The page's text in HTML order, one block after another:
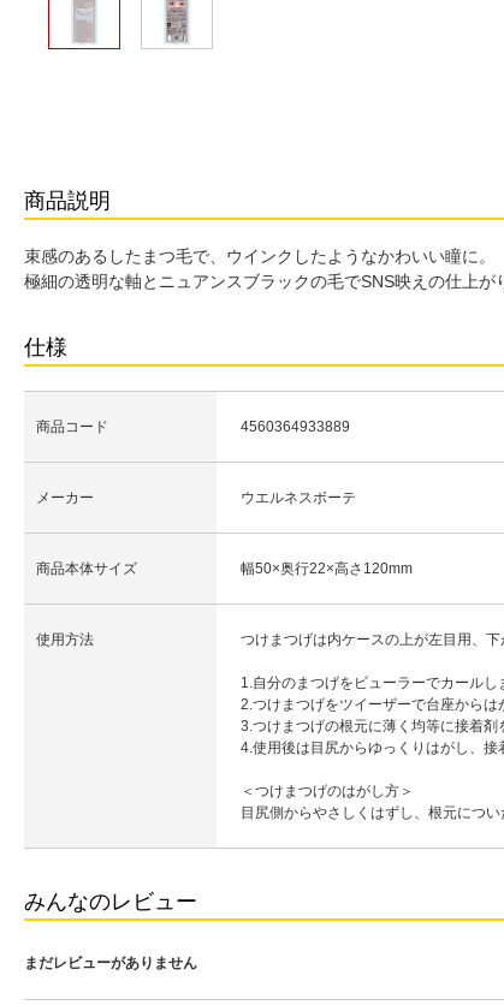
商品説明
束感のあるしたまつ毛で、ウインクしたようなかわいい瞳に。
極細の透明な軸とニュアンスブラックの毛でSNS映えの仕上が
仕様
商品コード 4560364933889
メーカー ウエルネスボーテ
商品本体サイズ 幅50×奥行22×高さ120mm
使用方法 つけまつげは内ケースの上が左目用、下
1.自分のまつげをビューラーでカールし
2.つけまつげをツイーザーで台座からは
3.つけまつげの根元に薄く均等に接着
4.使用後は目尻からゆっくりはがし、接
＜つけまつげのはがし方＞
目尻側からやさしくはずし、根元につ
みんなのレビュー
まだレビューがありません